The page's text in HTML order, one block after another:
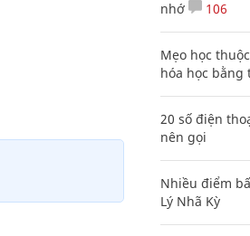
nhớ
106
Mẹo học
hóa học bằng
20 số điện
nên gọi
Nhiều điểm
Lý Nhã Kỳ